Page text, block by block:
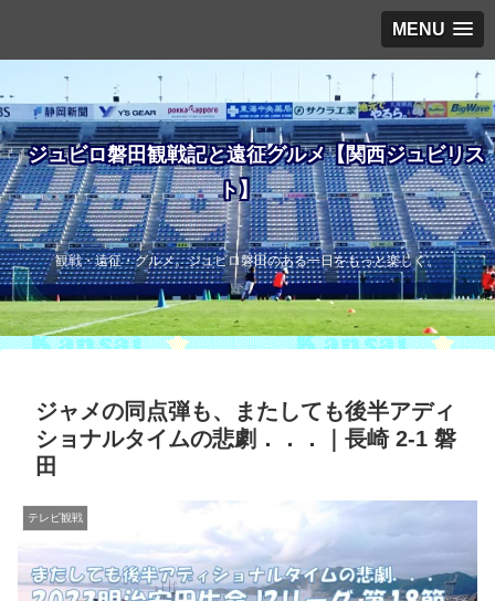
MENU
ジュビロ磐田観戦記と遠征グルメ【関西ジュビリス
ト】
観戦・遠征・グルメ。ジュビロ磐田のある一日をもっと楽しく。
ジャメの同点弾も、またしても後半アディ
ショナルタイムの悲劇．．．｜長崎 2-1 磐
田
テレビ観戦